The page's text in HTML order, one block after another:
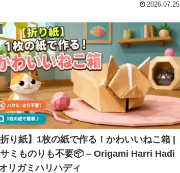
2026.07.25
折り紙】1枚の紙で作る！かわいいねこ箱 |
ミものりも不要📦 – Origami Harri Hadi
リガミハリハディ